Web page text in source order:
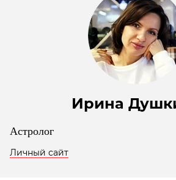
Ирина
Астролог
Личный сайт